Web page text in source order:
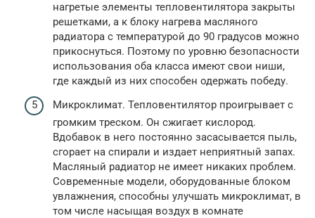
нагретые элементы тепловентилятора закрыты
решетками, а к блоку нагрева масляного
радиатора с температурой до 90 градусов можно
прикоснуться. Поэтому по уровню безопасности
использования оба класса имеют свои ниши,
где каждый из них способен одержать победу.
Микроклимат. Тепловентилятор проигрывает с
громким треском. Он сжигает кислород.
Вдобавок в него постоянно засасывается пыль,
сгорает на спирали и издает неприятный запах.
Масляный радиатор не имеет никаких проблем.
Современные модели, оборудованные блоком
увлажнения, способны улучшать микроклимат, в
том числе насыщая воздух в комнате